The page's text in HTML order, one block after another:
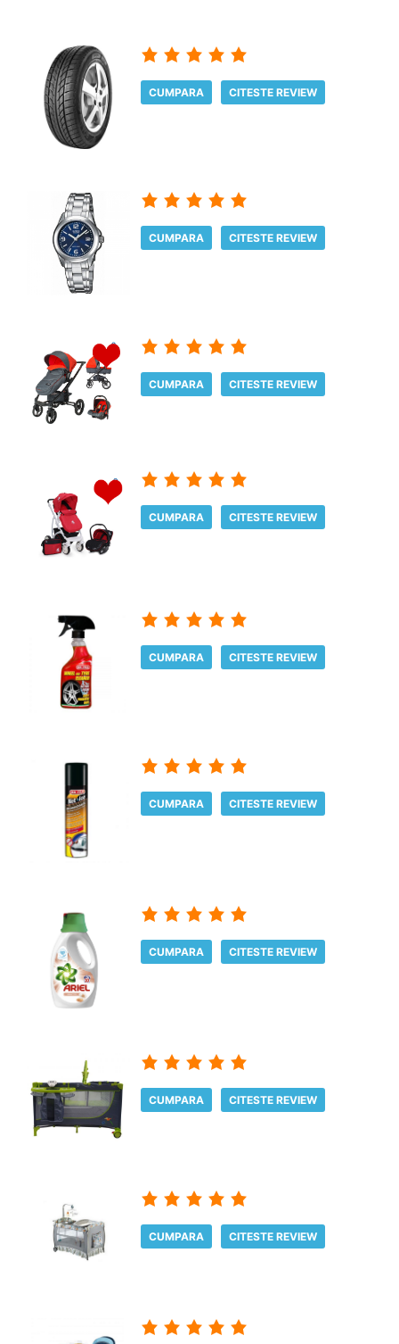
CUMPARA CITESTE REVIEW
CUMPARA CITESTE REVIEW
CUMPARA CITESTE REVIEW
CUMPARA CITESTE REVIEW
CUMPARA CITESTE REVIEW
CUMPARA CITESTE REVIEW
CUMPARA CITESTE REVIEW
CUMPARA CITESTE REVIEW
CUMPARA CITESTE REVIEW